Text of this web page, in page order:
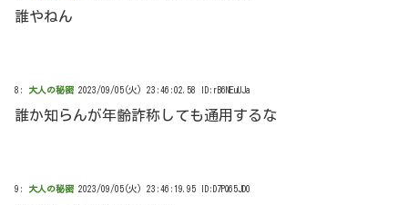
誰やねん
8: 大人の秘密 2023/09/05(火) 23:46:02.58 ID:rB6NEuUJa
誰か知らんが年齢詐称しても通用するな
9: 大人の秘密 2023/09/05(火) 23:46:19.95 ID:D7PQ65JD0